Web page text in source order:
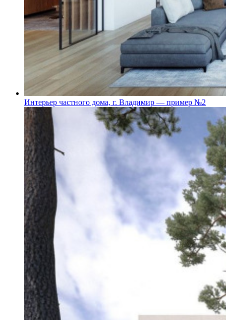
Интерьер частного дома, г. Владимир — пример №2